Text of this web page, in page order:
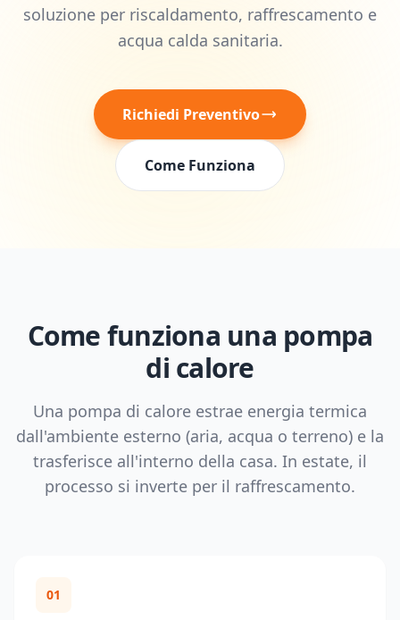
soluzione per riscaldamento, raffrescamento e
acqua calda sanitaria.
Richiedi Preventivo
Come Funziona
Come funziona una pompa
di calore
Una pompa di calore estrae energia termica
dall'ambiente esterno (aria, acqua o terreno) e la
trasferisce all'interno della casa. In estate, il
processo si inverte per il raffrescamento.
01